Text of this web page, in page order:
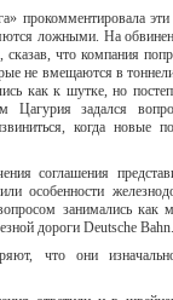
прокомментировала
ложными. На
что компания
не вмещаются в
как к шутке, но
Цагурия задался
когда новые
соглашения
особенности
занимались как
дороги Deutsche Bahn.
что они изначально